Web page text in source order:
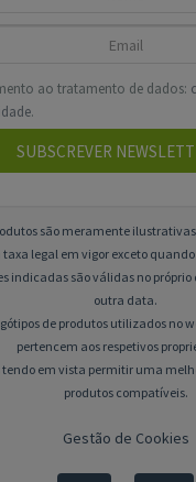
ao tratamento de dados:
.
SUBSCREVER
são meramente
taxa legal em vigor exceto
indicadas são válidas no
outra data.
de produtos utilizados no
pertencem aos respetivos
tendo em vista permitir uma
produtos compatíveis.
Gestão de Cookies